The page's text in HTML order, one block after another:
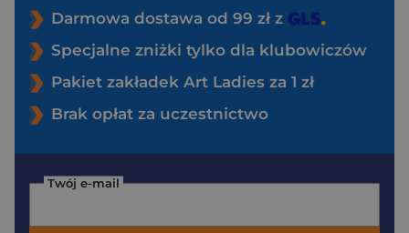
Darmowa dostawa od 99 zł z
Specjalne zniżki tylko dla klubowiczów
Pakiet zakładek Art Ladies za 1 zł
Brak opłat za uczestnictwo
Twój e-mail